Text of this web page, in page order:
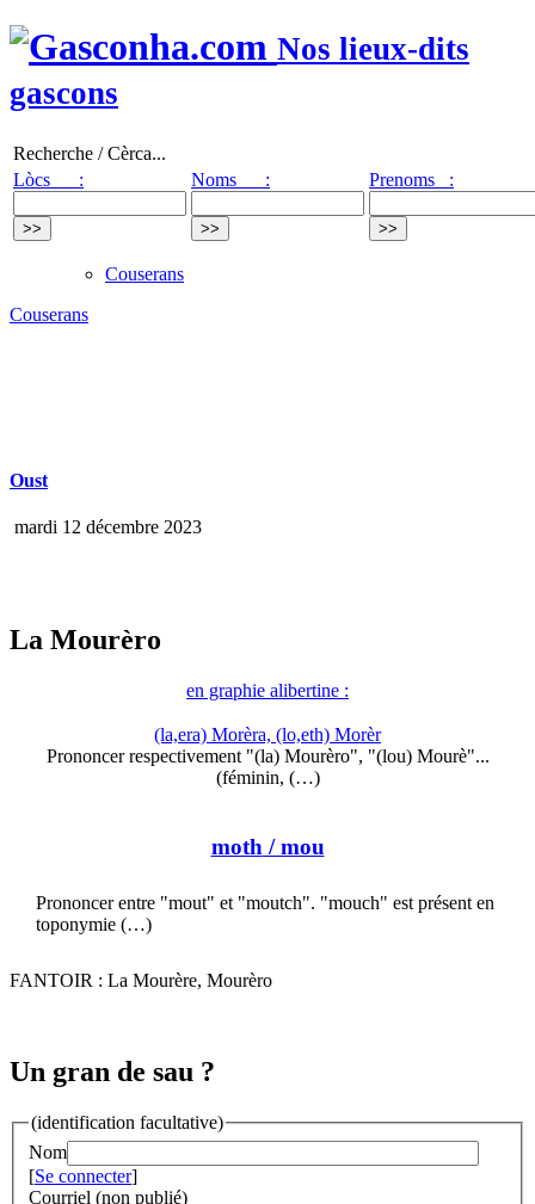
Nos lieux-dits
gascons
Recherche / Cèrca...
Lòcs :
Noms : Prenoms :
Couserans
Couserans
Oust
mardi 12 décembre 2023
La Mourèro
en graphie alibertine :
(la,era) Morèra, (lo,eth) Morèr
Prononcer respectivement "(la) Mourèro", "(lou) Mourè"...
(féminin, (…)
moth / mou
Prononcer entre "mout" et "moutch". "mouch" est présent en
toponymie (…)
FANTOIR : La Mourère, Mourèro
Un gran de sau ?
(identification facultative)
Nom
[Se connecter]
Courriel (non publié)